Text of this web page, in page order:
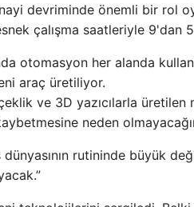
devriminde önemli bir rol
çalışma saatleriyle 9'dan
otomasyon her alanda
araç üretiliyor.
ve 3D yazıcılarla
neden
rutininde büyük